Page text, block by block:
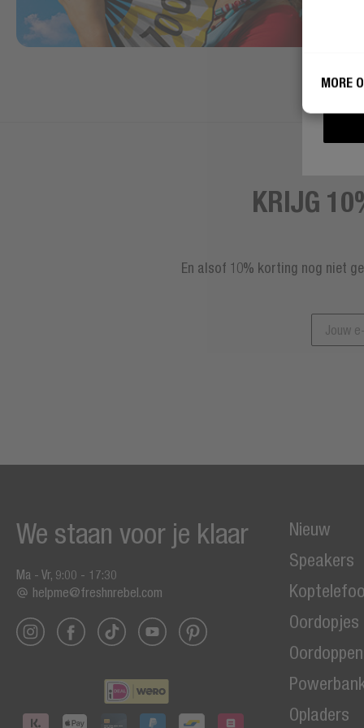
MORE
KRIJG
En alsof 10% korting nog niet
Nieuw
Speakers
Oordopjes
Oordoppen
Opladers
We staan voor je klaar
Ma - Vr, 9:00 - 17:30
helpme@freshnrebel.com